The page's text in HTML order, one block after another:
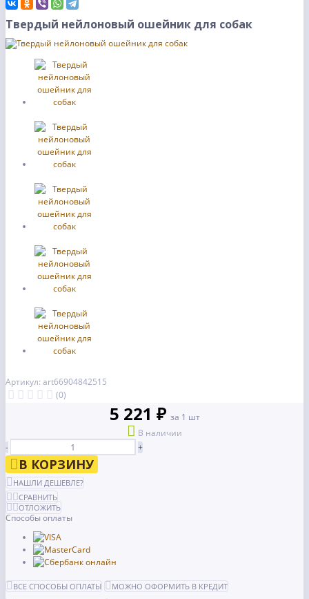
Твердый нейлоновый ошейник для собак
Артикул: art66904842515
(0)
5 221 ₽ за 1 шт
В наличии
-
+
В КОРЗИНУ
НАШЛИ ДЕШЕВЛЕ?
СРАВНИТЬ
ОТЛОЖИТЬ
Способы оплаты
ВСЕ СПОСОБЫ ОПЛАТЫ
МОЖНО ОФОРМИТЬ В КРЕДИТ